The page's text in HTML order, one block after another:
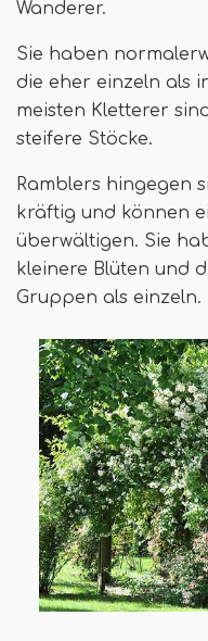
Wanderer.
Sie haben
die eher einzeln als
meisten Kletterer
steifere Stöcke.
Ramblers hingegen
kräftig und können
überwältigen. Sie
kleinere Blüten und
Gruppen als einzeln.